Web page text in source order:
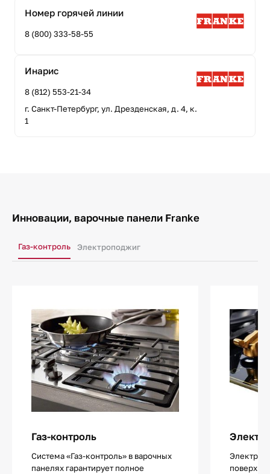
Номер горячей линии
8 (800) 333-58-55
Инарис
8 (812) 553-21-34
г. Санкт-Петербург, ул. Дрезденская, д. 4, к.
1
Инновации, варочные панели Franke
Газ-контроль Электроподжиг
Газ-контроль
Система «Газ-контроль» в варочных
панелях гарантирует полное